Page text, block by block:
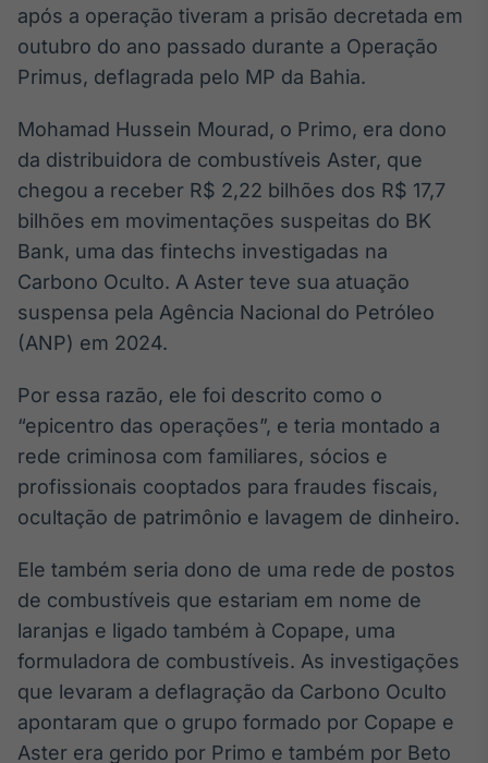
Componentes
para conteúdos e
funcionalidades
Broadcast
Wallboard
Conteúdos e
dados para
displays e telas
Broadcast
Curadoria
noticiosos
Soluções de
Tecnologia
Broadcast
Radar
Monitoramento
conteúdos
Broadcast
Fundos
plataforma para
analisar fundos
de investimento
no Brasil
após a operação tiveram a prisão decretada em
outubro do ano passado durante a Operação
Primus, deflagrada pelo MP da Bahia.
Mohamad Hussein Mourad, o Primo, era dono
da distribuidora de combustíveis Aster, que
chegou a receber R$ 2,22 bilhões dos R$ 17,7
bilhões em movimentações suspeitas do BK
Bank, uma das fintechs investigadas na
Carbono Oculto. A Aster teve sua atuação
suspensa pela Agência Nacional do Petróleo
(ANP) em 2024.
Por essa razão, ele foi descrito como o
“epicentro das operações”, e teria montado a
rede criminosa com familiares, sócios e
profissionais cooptados para fraudes fiscais,
ocultação de patrimônio e lavagem de dinheiro.
Ele também seria dono de uma rede de postos
de combustíveis que estariam em nome de
laranjas e ligado também à Copape, uma
formuladora de combustíveis. As investigações
que levaram a deflagração da Carbono Oculto
apontaram que o grupo formado por Copape e
Aster era gerido por Primo e também por Beto